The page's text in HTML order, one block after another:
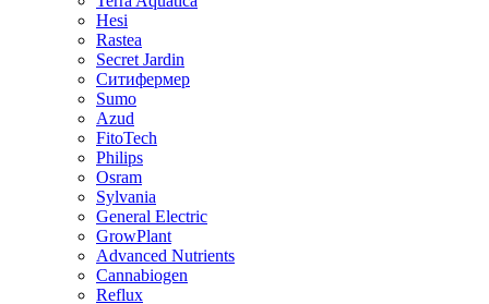
Hesi
Rastea
Secret Jardin
Ситифермер
Sumo
Azud
FitoTech
Philips
Osram
Sylvania
General Electric
GrowPlant
Advanced Nutrients
Cannabiogen
Reflux